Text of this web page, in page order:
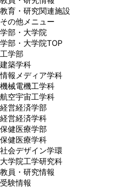
教育・研究関連施設
その他メニュー
学部・大学院
学部・大学院TOP
工学部
建築学科
情報メディア学科
機械電機工学科
航空宇宙工学科
経営経済学部
経営経済学科
保健医療学部
保健医療学科
社会デザイン学環
大学院工学研究科
教員・研究情報
受験情報